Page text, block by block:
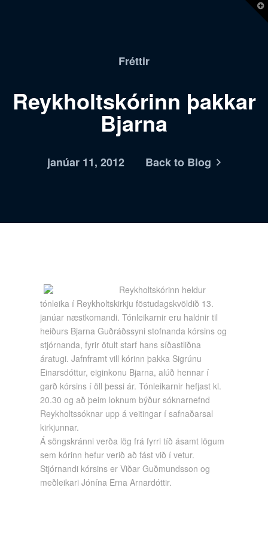
Fréttir
Reykholtskórinn þakkar
Bjarna
janúar 11, 2012 Back to Blog
Reykholtskórinn heldur
tónleika í Reykholtskirkju föstudagskvöldið 13.
janúar næstkomandi. Tónleikarnir eru haldnir til
heiðurs Bjarna Guðráðssyni stofnanda kórsins og
stjórnanda, fyrir ötult starf hans síðastliðna
áratugi. Jafnframt vill kórinn þakka Sigrúnu
Einarsdóttur, eiginkonu Bjarna, alúð hennar í
garð kórsins í öll þessi ár. Tónleikarnir hefjast kl.
20.30 og að þeim loknum býður sóknarnefnd
Reykholtssóknar upp á veitingar í safnaðarsal
kirkjunnar.
Á söngskránni verða lög frá fyrri tíð ásamt lögum
sem kórinn hefur verið að fást við í vetur.
Stjórnandi kórsins erViðar Guðmundsson og
meðleikariJónína Erna Arnardóttir.